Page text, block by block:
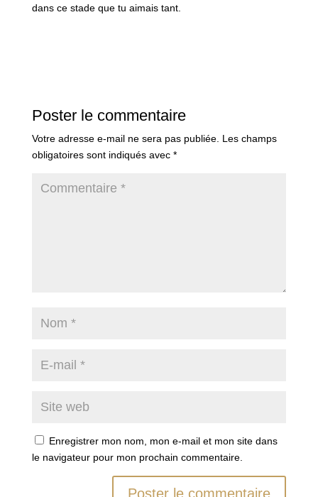
dans ce stade que tu aimais tant.
Poster le commentaire
Votre adresse e-mail ne sera pas publiée. Les champs
obligatoires sont indiqués avec *
Enregistrer mon nom, mon e-mail et mon site dans
le navigateur pour mon prochain commentaire.